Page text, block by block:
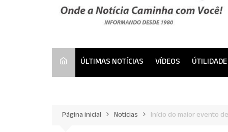
ÚLTIMAS NOTÍCIAS VÍDEOS
Página inicial Notícias Início do maior evento